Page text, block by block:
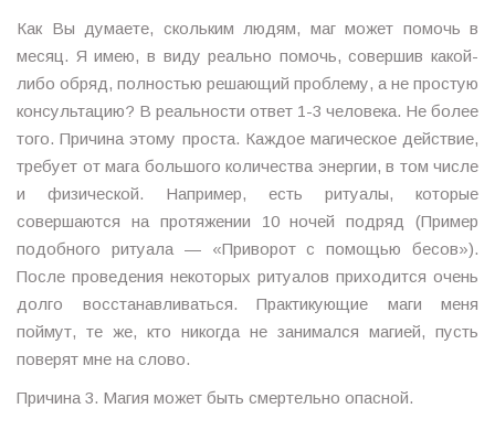
Как Вы думаете, скольким людям, маг может помочь в
месяц. Я имею, в виду реально помочь, совершив какой-
либо обряд, полностью решающий проблему, а не простую
консультацию? В реальности ответ 1-3 человека. Не более
того. Причина этому проста. Каждое магическое действие,
требует от мага большого количества энергии, в том числе
и физической. Например, есть ритуалы, которые
совершаются на протяжении 10 ночей подряд (Пример
подобного ритуала — «Приворот с помощью бесов»).
После проведения некоторых ритуалов приходится очень
долго восстанавливаться. Практикующие маги меня
поймут, те же, кто никогда не занимался магией, пусть
поверят мне на слово.
Причина 3. Магия может быть смертельно опасной.